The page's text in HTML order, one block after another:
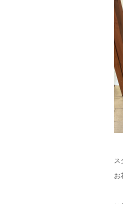
ス
お